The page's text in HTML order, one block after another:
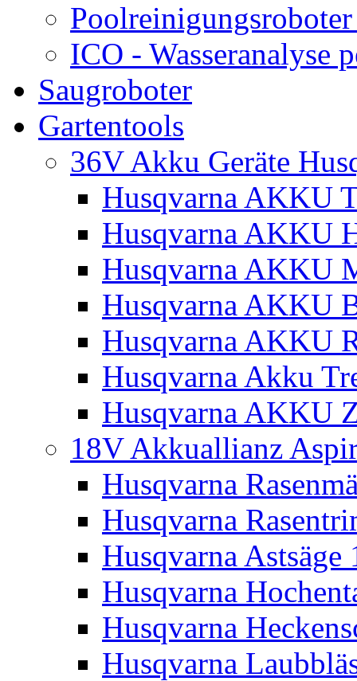
ICO - Wasseranalyse
Saugroboter
Gartentools
36V Akku Geräte
Husqvarna AKKU
Husqvarna AKKU
Husqvarna AKKU
Husqvarna AKKU
Husqvarna AKKU
Husqvarna Akku
Husqvarna AKKU
18V Akkuallianz
Husqvarna
Husqvarna
Husqvarna
Husqvarna
Husqvarna
Husqvarna